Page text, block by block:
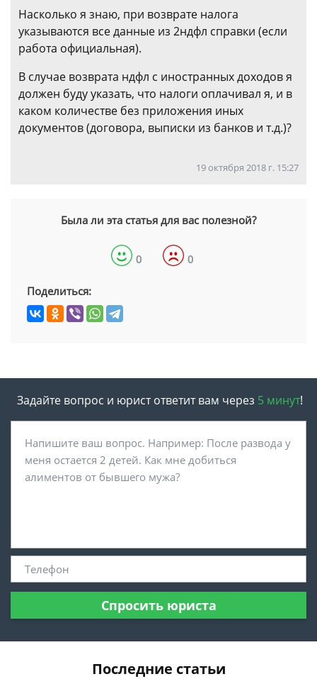
Насколько я знаю, при возврате налога
указываются все данные из 2ндфл справки (если
работа официальная).
В случае возврата ндфл с иностранных доходов я
должен буду указать, что налоги оплачивал я, и в
каком количестве без приложения иных
документов (договора, выписки из банков и т.д.)?
19 октября 2018 г. 15:27
Была ли эта статья для вас полезной?
0 0
Поделиться:
Задайте вопрос и юрист ответит вам через 5 минут!
Спросить юриста
Последние статьи